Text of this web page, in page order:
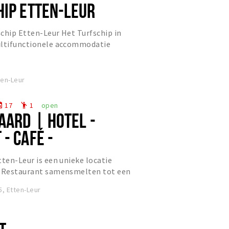
ETTEN-LEUR
Etten-Leur Het Turfschip in
accommodatie
Leur
17 emoji_people 1 open
| HOTEL -
- CAFÉ -
Leur is een unieke locatie
samensmelten tot een
Etten-Leur